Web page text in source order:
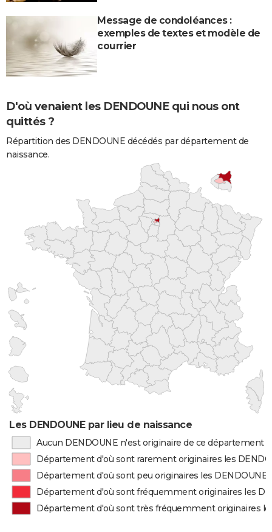
Message de condoléances :
exemples de textes et modèle de
courrier
D'où venaient les DENDOUNE qui nous ont
quittés ?
Répartition des DENDOUNE décédés par département de
naissance.
Les DENDOUNE par lieu de naissance
Aucun DENDOUNE n'est originaire de ce département
Département d'où sont rarement originaires les
Département d'où sont peu originaires les DENDOUNE
Département d'où sont fréquemment originaires les
Département d'où sont très fréquemment originaires